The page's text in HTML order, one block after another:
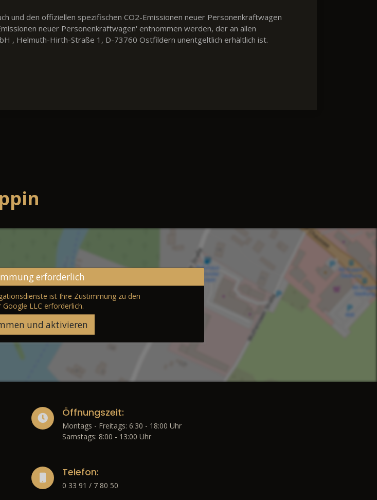
und den offiziellen spezifischen CO2-Emissionen neuer Personenkraftwagen
neuer Personenkraftwagen' entnommen werden, der an allen
, Helmuth-Hirth-Straße 1, D-73760 Ostfildern unentgeltlich erhältlich ist.
erforderlich
ist Ihre Zustimmung zu den
LLC erforderlich.
und aktivieren
Öffnungszeit:
Montags - Freitags: 6:30 - 18:00 Uhr
Samstags: 8:00 - 13:00 Uhr
Telefon:
0 33 91 / 7 80 50